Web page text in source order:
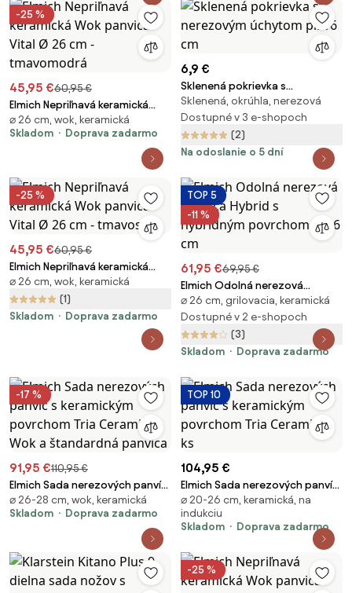
-25 %
45,95 €60,95 €
Elmich Nepriľnavá keramická
Wok panvica Vital Ø 26 cm -
tmavomodrá
⌀ 26 cm, wok, keramická
Skladom
Doprava zadarmo
6,9 €
Sklenená pokrievka s
nerezovým úchytom pr. 16 cm
Sklenená, okrúhla, nerezová
Dostupné v 3 e-shopoch
(2)
Na odoslanie o 5 dní
-25 %
45,95 €60,95 €
Elmich Nepriľnavá keramická
Wok panvica Vital Ø 26 cm -
tmavosivá
⌀ 26 cm, wok, keramická
(1)
Skladom
Doprava zadarmo
TOP 5
-11 %
61,95 €69,95 €
Elmich Odolná nerezová
panvica Hybrid s hybridným
povrchom Ø 26 cm
⌀ 26 cm, grilovacia, keramická
Dostupné v 2 e-shopoch
(3)
Skladom
Doprava zadarmo
-17 %
91,95 €110,95 €
Elmich Sada nerezových panvíc
s keramickým povrchom Tria
Ceramic, Wok a štandardná
⌀ 26-28 cm, wok, keramická
Skladom
Doprava zadarmo
TOP 10
104,95 €
Elmich Sada nerezových panvíc
s keramickým povrchom Tria
Ceramic 2 ks
⌀ 20-26 cm, keramická, na
indukciu
Skladom
Doprava zadarmo
-25 %